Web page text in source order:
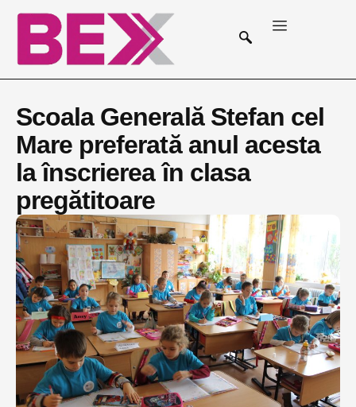
Scoala Generală Stefan cel
Mare preferată anul acesta
la înscrierea în clasa
pregătitoare